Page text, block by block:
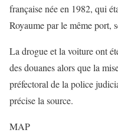
française née en 1982, qui
Royaume par le même port,
La drogue et la voiture ont
des douanes alors que la
préfectoral de la police
précise la source.
MAP